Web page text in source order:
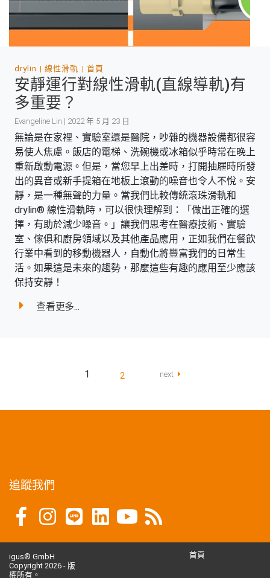
drylin 線性滑軌 首頁
安靜運行對線性滑軌(直線導軌)有
多重要？
Evangeline Lin | 2022 年 5 月 23 日
無論是在家裡、實驗室還是醫院，吵雜的機器設備都很容
易使人焦慮。飯店的電梯、洗碗機或冰箱似乎時常在晚上
重新啟動電源。但是，當您早上出差時，打開抽屜時所發
出的異音或新手提箱在地板上滾動的噪音也令人不悅。安
靜，是一種無聲的力量。當我們比較傳統滾珠滑軌和
drylin® 線性滑軌時，可以很快理解到：「做出正確的選
擇，有助於減少噪音。」讓我們思考在醫療技術、實驗
室、傢俱和廚房領域以及其他產品應用，正如我們在餐飲
行業中看到的移動機器人，自動化將豐富我們的日常生
活。如果這是未來的趨勢，那麼這些有趣的應用至少應該
保持安靜！
查看更多...
1 2 next
追蹤我們
igus® GmbH
Copyright 2026 - 版
權所有。
首頁